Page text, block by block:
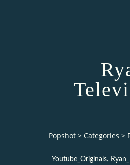
Popshot > Categories >
Youtube_Originals,